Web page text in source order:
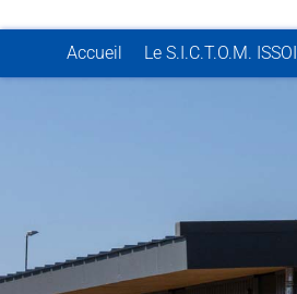
Accueil Le S.I.C.T.O.M.